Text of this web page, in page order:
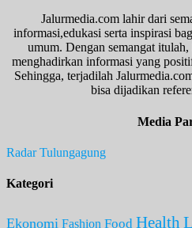
Jalurmedia.com lahir dari
informasi,edukasi serta inspirasi
umum. Dengan semangat
menghadirkan informasi yang
Sehingga, terjadilah
bisa dijadikan
Media
Radar Tulungagung
Kategori
Ekonomi Fashion Food Health